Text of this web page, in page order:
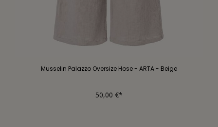
Musselin Palazzo Oversize Hose - ARTA - Beige
50,00 €*